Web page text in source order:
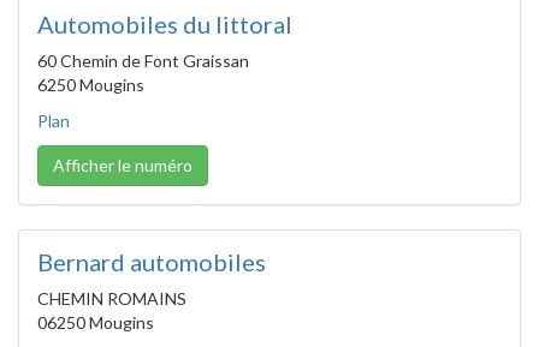
Automobiles du littoral
60 Chemin de Font Graissan
6250 Mougins
Plan
Afficher le numéro
Bernard automobiles
CHEMIN ROMAINS
06250 Mougins